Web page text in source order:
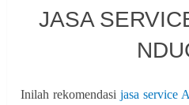
JASA
Inilah rekomendasijasa service